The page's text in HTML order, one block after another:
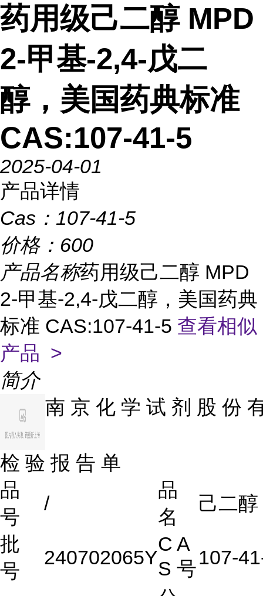
药用级己二醇 MPD
2-甲基-2,4-戊二
醇，美国药典标准
CAS:107-41-5
2025-04-01
产品详情
Cas： 107-41-5
价格： 600
产品名称药用级己二醇 MPD
2-甲基-2,4-戊二醇，美国药典
标准 CAS:107-41-5 查看相似
产品 >
简介
南 京 化 学 试 剂 股 份
检 验 报 告 单
品
号
/
品
名
己二醇
批
号
240702065Y
C A
S 号107-